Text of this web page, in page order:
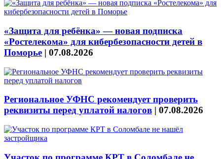
«Защита для ребёнка» — новая подписка
«Ростелекома» для кибербезопасности детей в
Поморье | 07.08.2026
Региональное УФНС рекомендует проверить
реквизиты перед уплатой налогов | 07.08.2026